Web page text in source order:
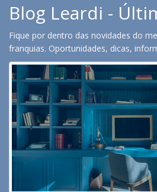
Blog Leardi -
Fique por dentro das novidades do
franquias. Oportunidades, dicas,